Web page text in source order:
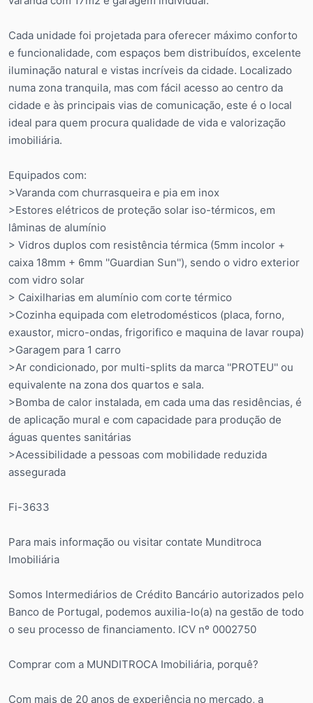
Cada unidade foi projetada para oferecer máximo conforto
e funcionalidade, com espaços bem distribuídos, excelente
iluminação natural e vistas incríveis da cidade. Localizado
numa zona tranquila, mas com fácil acesso ao centro da
cidade e às principais vias de comunicação, este é o local
ideal para quem procura qualidade de vida e valorização
imobiliária.
Equipados com:
>Varanda com churrasqueira e pia em inox
>Estores elétricos de proteção solar iso-térmicos, em
lâminas de alumínio
> Vidros duplos com resistência térmica (5mm incolor +
caixa 18mm + 6mm ''Guardian Sun''), sendo o vidro exterior
com vidro solar
> Caixilharias em alumínio com corte térmico
>Cozinha equipada com eletrodomésticos (placa, forno,
exaustor, micro-ondas, frigorifico e maquina de lavar roupa)
>Garagem para 1 carro
>Ar condicionado, por multi-splits da marca ''PROTEU'' ou
equivalente na zona dos quartos e sala.
>Bomba de calor instalada, em cada uma das residências, é
de aplicação mural e com capacidade para produção de
águas quentes sanitárias
>Acessibilidade a pessoas com mobilidade reduzida
assegurada
Fi-3633
Para mais informação ou visitar contate Munditroca
Imobiliária
Somos Intermediários de Crédito Bancário autorizados pelo
Banco de Portugal, podemos auxilia-lo(a) na gestão de todo
o seu processo de financiamento. ICV nº 0002750
Comprar com a MUNDITROCA Imobiliária, porquê?
Com mais de 20 anos de experiência no mercado, a